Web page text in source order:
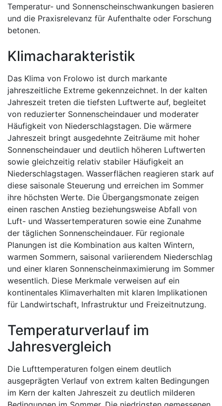
Temperatur- und Sonnenscheinschwankungen basieren
und die Praxisrelevanz für Aufenthalte oder Forschung
betonen.
Klimacharakteristik
Das Klima von Frolowo ist durch markante
jahreszeitliche Extreme gekennzeichnet. In der kalten
Jahreszeit treten die tiefsten Luftwerte auf, begleitet
von reduzierter Sonnenscheindauer und moderater
Häufigkeit von Niederschlagstagen. Die wärmere
Jahreszeit bringt ausgedehnte Zeiträume mit hoher
Sonnenscheindauer und deutlich höheren Luftwerten
sowie gleichzeitig relativ stabiler Häufigkeit an
Niederschlagstagen. Wasserflächen reagieren stark auf
diese saisonale Steuerung und erreichen im Sommer
ihre höchsten Werte. Die Übergangsmonate zeigen
einen raschen Anstieg beziehungsweise Abfall von
Luft- und Wassertemperaturen sowie eine Zunahme
der täglichen Sonnenscheindauer. Für regionale
Planungen ist die Kombination aus kalten Wintern,
warmen Sommern, saisonal variierendem Niederschlag
und einer klaren Sonnenscheinmaximierung im Sommer
wesentlich. Diese Merkmale verweisen auf ein
kontinentales Klimaverhalten mit klaren Implikationen
für Landwirtschaft, Infrastruktur und Freizeitnutzung.
Temperaturverlauf im
Jahresvergleich
Die Lufttemperaturen folgen einem deutlich
ausgeprägten Verlauf von extrem kalten Bedingungen
im Kern der kalten Jahreszeit zu deutlich milderen